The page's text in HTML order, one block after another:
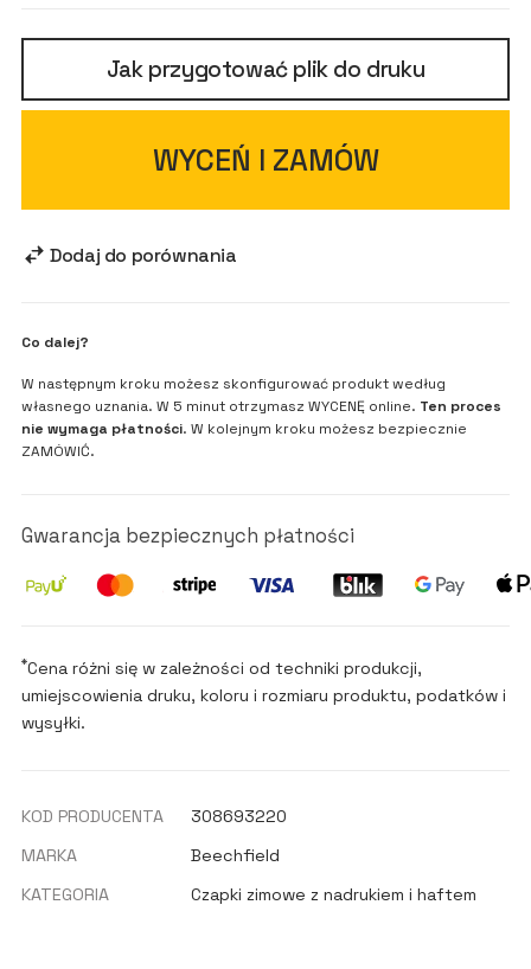
Jak przygotować plik do druku
WYCEŃ I ZAMÓW
Dodaj do porównania
Co dalej?
W następnym kroku możesz skonfigurować produkt według
własnego uznania. W 5 minut otrzymasz WYCENĘ online. Ten proces
nie wymaga płatności. W kolejnym kroku możesz bezpiecznie
ZAMÓWIĆ.
Gwarancja bezpiecznych płatności
*Cena różni się w zależności od techniki produkcji,
umiejscowienia druku, koloru i rozmiaru produktu, podatków i
wysyłki.
KOD PRODUCENTA
308693220
MARKA
Beechfield
KATEGORIA
Czapki zimowe z nadrukiem i haftem